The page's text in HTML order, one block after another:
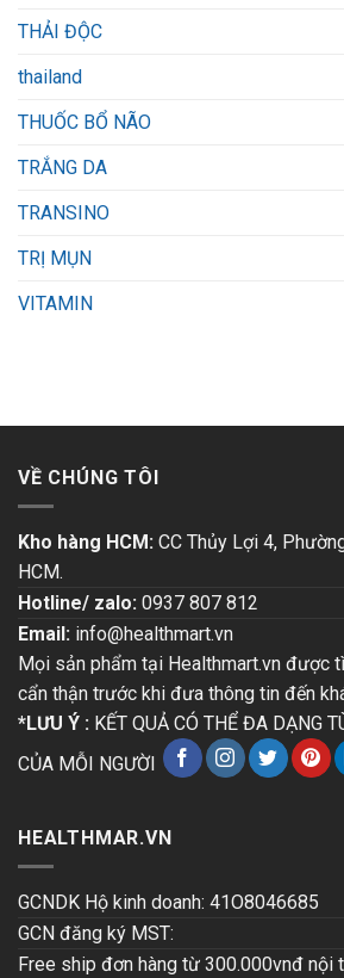
THẢI ĐỘC
thailand
THUỐC BỔ NÃO
TRẮNG DA
TRANSINO
TRỊ MỤN
VITAMIN
VỀ CHÚNG TÔI
Kho hàng HCM: CC Thủy Lợi 4,
HCM.
Hotline/ zalo: 0937 807 812
Email: info@healthmart.vn
Mọi sản phẩm tại Healthmart.vn được
cẩn thận trước khi đưa thông tin đến
*LƯU Ý : KẾT QUẢ CÓ THỂ ĐA DẠNG
CỦA MỖI NGƯỜI
HEALTHMAR.VN
GCNDK Hộ kinh doanh: 41O8046685
GCN đăng ký MST:
Free ship đơn hàng từ 300.000vnđ nội